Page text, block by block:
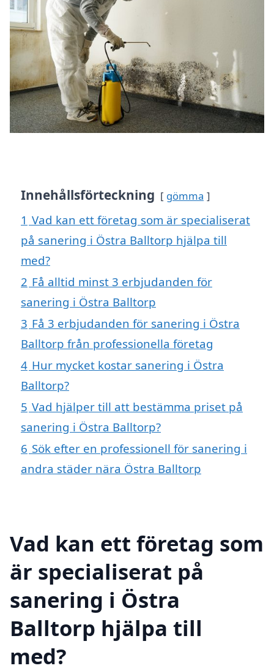
Innehållsförteckning gömma
1 Vad kan ett företag som är specialiserat
på sanering i Östra Balltorp hjälpa till
med?
2 Få alltid minst 3 erbjudanden för
sanering i Östra Balltorp
3 Få 3 erbjudanden för sanering i Östra
Balltorp från professionella företag
4 Hur mycket kostar sanering i Östra
Balltorp?
5 Vad hjälper till att bestämma priset på
sanering i Östra Balltorp?
6 Sök efter en professionell för sanering i
andra städer nära Östra Balltorp
Vad kan ett företag som
är specialiserat på
sanering i Östra
Balltorp hjälpa till
med?